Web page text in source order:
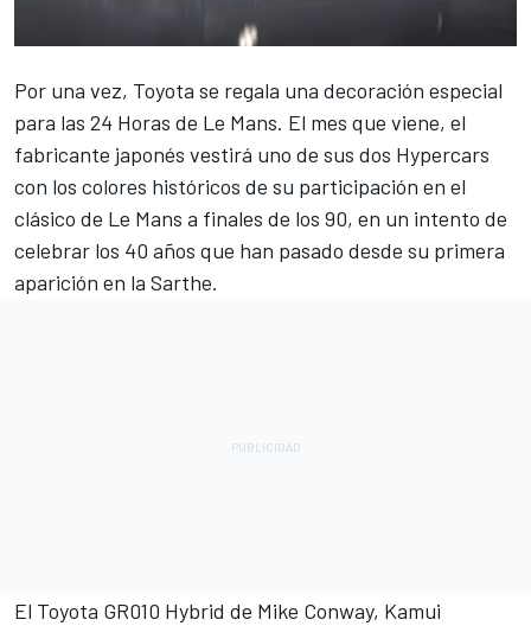
Por una vez, Toyota se regala una decoración especial
para las 24 Horas de Le Mans. El mes que viene, el
fabricante japonés vestirá uno de sus dos Hypercars
con los colores históricos de su participación en el
clásico de Le Mans a finales de los 90, en un intento de
celebrar los 40 años que han pasado desde su primera
aparición en la Sarthe.
El Toyota GR010 Hybrid de Mike Conway, Kamui